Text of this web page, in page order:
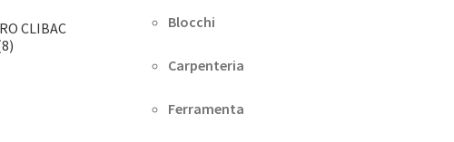
CLIBAC
Blocchi
Carpenteria
Ferramenta